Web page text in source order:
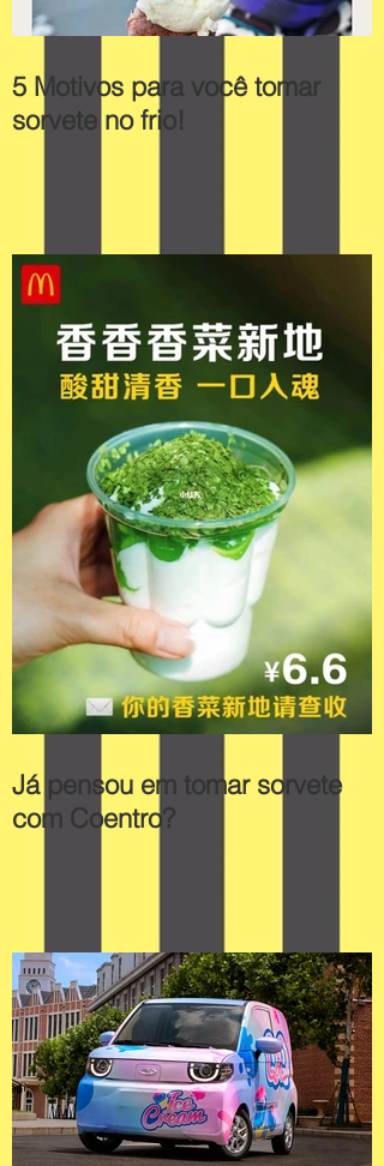
5 Motivos para você tomar
sorvete no frio!
Já pensou em tomar sorvete
com Coentro?